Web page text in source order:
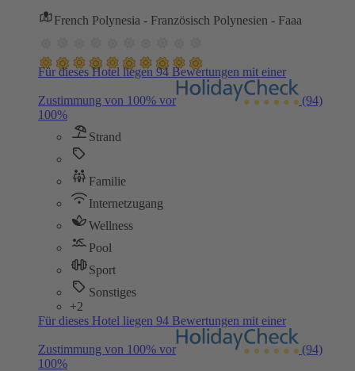
French Polynesia - Französisch Polynesien - Faaa
Für dieses Hotel liegen 94 Bewertungen mit einer
Zustimmung von 100% vor
(94)
100%
Strand
Familie
Internetzugang
Wellness
Pool
Sport
Sonstiges
+2
Für dieses Hotel liegen 94 Bewertungen mit einer
Zustimmung von 100% vor
(94)
100%